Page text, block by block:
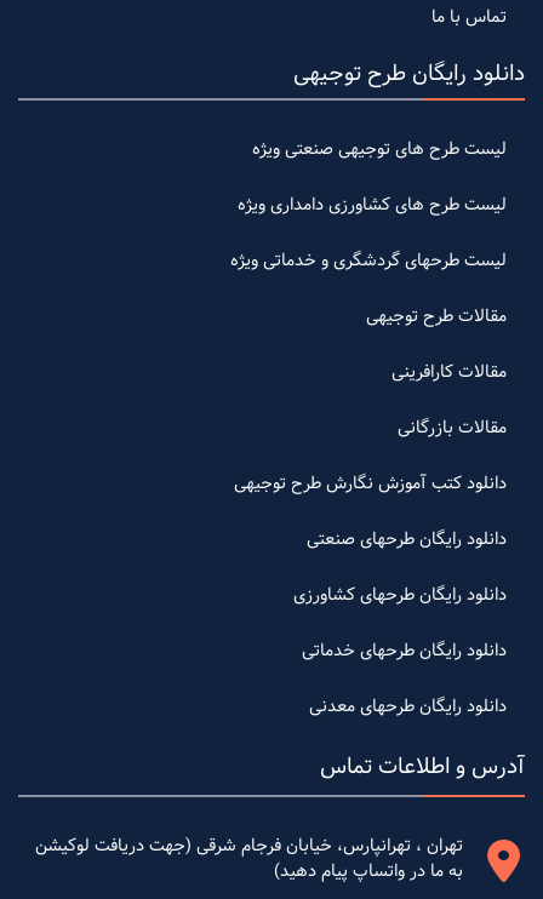
تماس با ما
دانلود رایگان طرح توجیهی
لیست طرح های توجیهی صنعتی ویژه
لیست طرح های کشاورزی دامداری ویژه
لیست طرحهای گردشگری و خدماتی ویژه
مقالات طرح توجیهی
مقالات کارافرینی
مقالات بازرگانی
دانلود کتب آموزش نگارش طرح توجیهی
دانلود رایگان طرحهای صنعتی
دانلود رایگان طرحهای کشاورزی
دانلود رایگان طرحهای خدماتی
دانلود رایگان طرحهای معدنی
آدرس و اطلاعات تماس
تهران ، تهرانپارس، خیابان فرجام شرقی (جهت دریافت لوکیشن
به ما در واتساپ پیام دهید)